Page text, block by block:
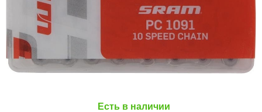
Есть в наличии